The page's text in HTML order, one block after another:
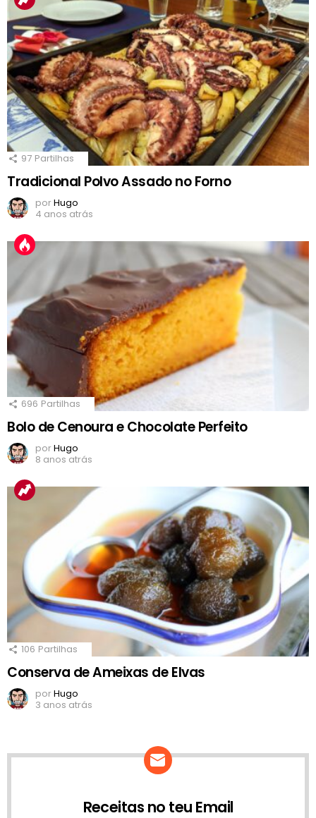
97 Partilhas
Tradicional Polvo Assado no Forno
porHugo
4 anos atrás
696 Partilhas
Bolo de Cenoura e Chocolate Perfeito
porHugo
8 anos atrás
106 Partilhas
Conserva de Ameixas de Elvas
porHugo
3 anos atrás
Receitas no teu Email